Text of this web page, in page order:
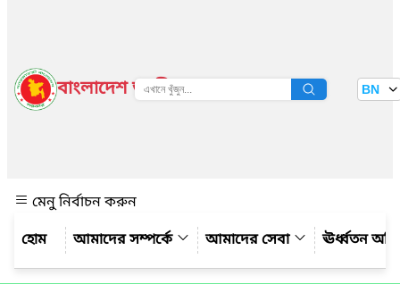
বাংলাদেশ জাতীয় তথ্য বাতায়ন BN
মেনু নির্বাচন করুন
আমাদের সম্পর্কে
আমাদের সেবা ঊর্ধ্বতন